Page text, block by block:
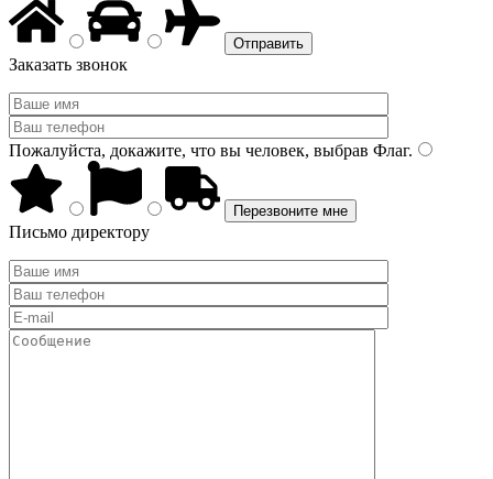
Заказать звонок
Пожалуйста, докажите, что вы человек, выбрав Флаг.
Письмо директору